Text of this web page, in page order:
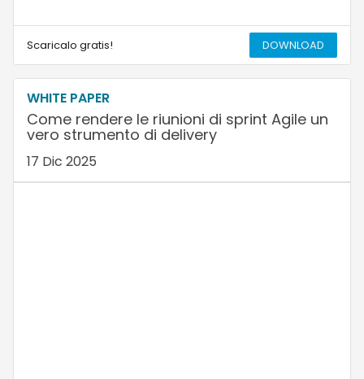
Scaricalo gratis! DOWNLOAD
WHITE PAPER
Come rendere le riunioni di sprint Agile un
vero strumento di delivery
17 Dic 2025